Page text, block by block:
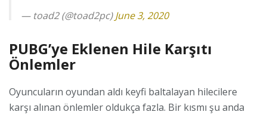
— toad2 (@toad2pc)June 3, 2020
PUBG’ye Eklenen Hile Karşıtı
Önlemler
Oyuncuların oyundan aldı keyfi baltalayan hilecilere
karşı alınan önlemler oldukça fazla. Bir kısmı şu anda